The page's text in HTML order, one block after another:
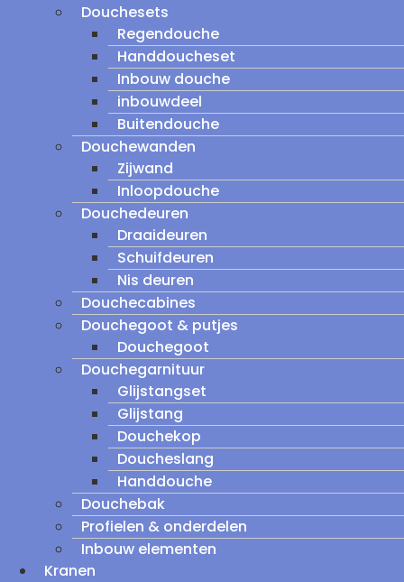
Douchesets
Regendouche
Handdoucheset
Inbouw douche
inbouwdeel
Buitendouche
Douchewanden
Zijwand
Inloopdouche
Douchedeuren
Draaideuren
Schuifdeuren
Nis deuren
Douchecabines
Douchegoot & putjes
Douchegoot
Douchegarnituur
Glijstangset
Glijstang
Douchekop
Doucheslang
Handdouche
Douchebak
Profielen & onderdelen
Inbouw elementen
Kranen